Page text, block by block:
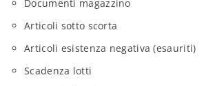
Documenti magazzino
Articoli sotto scorta
Articoli esistenza negativa (esauriti)
Scadenza lotti